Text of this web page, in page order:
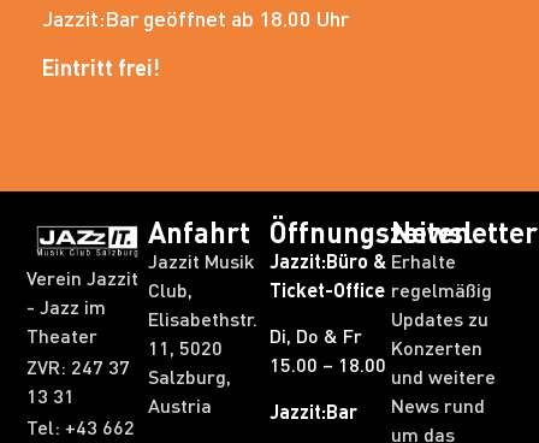
Jazzit:Bar geöffnet ab 18.00 Uhr
Eintritt frei!
Verein Jazzit
- Jazz im
Theater
ZVR: 247 37
13 31​
Tel: +43 662
Anfahrt
Jazzit Musik
Club,
Elisabethstr.
11, 5020
Salzburg,
Austria
Öffnungszeiten
Jazzit:Büro &
Ticket-Office
Di, Do & Fr
15.00 – 18.00
Jazzit:Bar
Newsletter
Erhalte
regelmäßig
Updates zu
Konzerten
und weitere
News rund
um das